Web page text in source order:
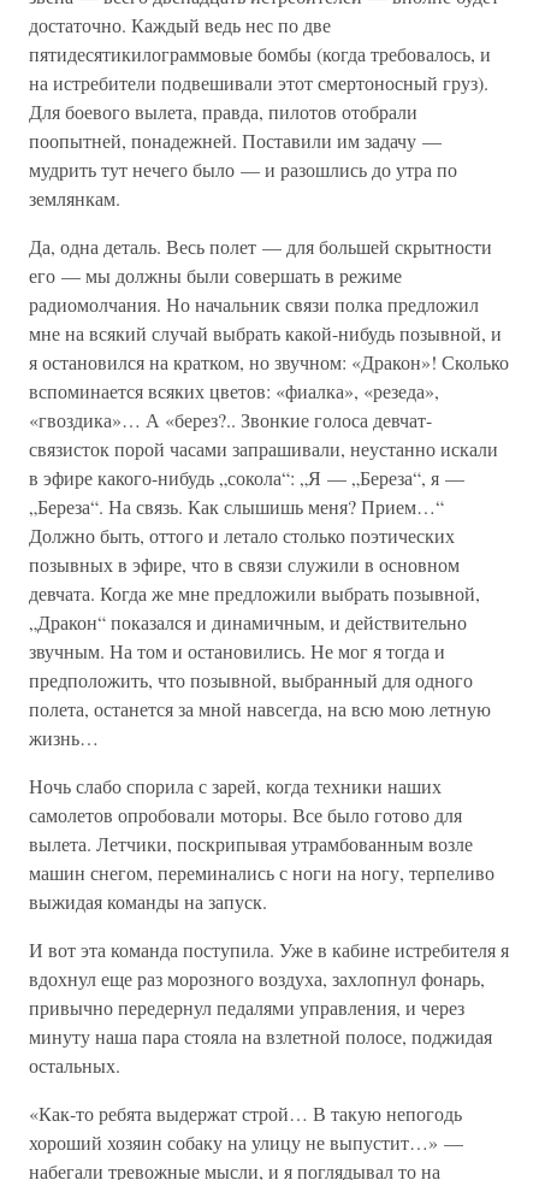
достаточно. Каждый ведь нес по две
пятидесятикилограммовые бомбы (когда требовалось, и
на истребители подвешивали этот смертоносный груз).
Для боевого вылета, правда, пилотов отобрали
поопытней, понадежней. Поставили им задачу —
мудрить тут нечего было — и разошлись до утра по
землянкам.
Да, одна деталь. Весь полет — для большей скрытности
его — мы должны были совершать в режиме
радиомолчания. Но начальник связи полка предложил
мне на всякий случай выбрать какой-нибудь позывной, и
я остановился на кратком, но звучном: «Дракон»! Сколько
вспоминается всяких цветов: «фиалка», «резеда»,
«гвоздика»… А «берез?.. Звонкие голоса девчат-
связисток порой часами запрашивали, неустанно искали
в эфире какого-нибудь „сокола“: „Я — „Береза“, я —
„Береза“. На связь. Как слышишь меня? Прием…“
Должно быть, оттого и летало столько поэтических
позывных в эфире, что в связи служили в основном
девчата. Когда же мне предложили выбрать позывной,
„Дракон“ показался и динамичным, и действительно
звучным. На том и остановились. Не мог я тогда и
предположить, что позывной, выбранный для одного
полета, останется за мной навсегда, на всю мою летную
жизнь…
Ночь слабо спорила с зарей, когда техники наших
самолетов опробовали моторы. Все было готово для
вылета. Летчики, поскрипывая утрамбованным возле
машин снегом, переминались с ноги на ногу, терпеливо
выжидая команды на запуск.
И вот эта команда поступила. Уже в кабине истребителя я
вдохнул еще раз морозного воздуха, захлопнул фонарь,
привычно передернул педалями управления, и через
минуту наша пара стояла на взлетной полосе, поджидая
остальных.
«Как-то ребята выдержат строй… В такую непогодь
хороший хозяин собаку на улицу не выпустит…» —
набегали тревожные мысли, и я поглядывал то на